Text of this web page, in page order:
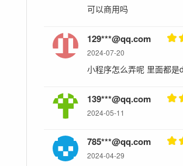
可以商用吗
129***@qq.com
2024-07-20
小程序怎么弄呢 里面都是
139***@qq.com
2024-05-11
785***@qq.com
2024-04-29